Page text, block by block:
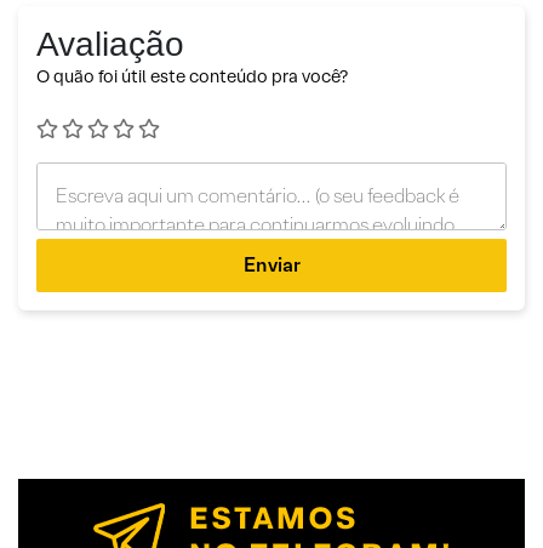
Avaliação
O quão foi útil este conteúdo pra você?
Enviar